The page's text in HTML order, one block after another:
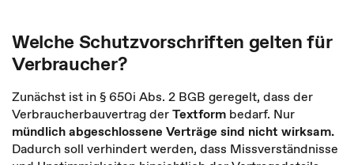
Welche Schutzvorschriften gelten für
Verbraucher?
Zunächst ist in § 650i Abs. 2 BGB geregelt, dass der
Verbraucherbauvertrag derTextform bedarf. Nur
mündlich abgeschlossene Verträge sind nicht wirksam.
Dadurch soll verhindert werden, dass Missverständnisse